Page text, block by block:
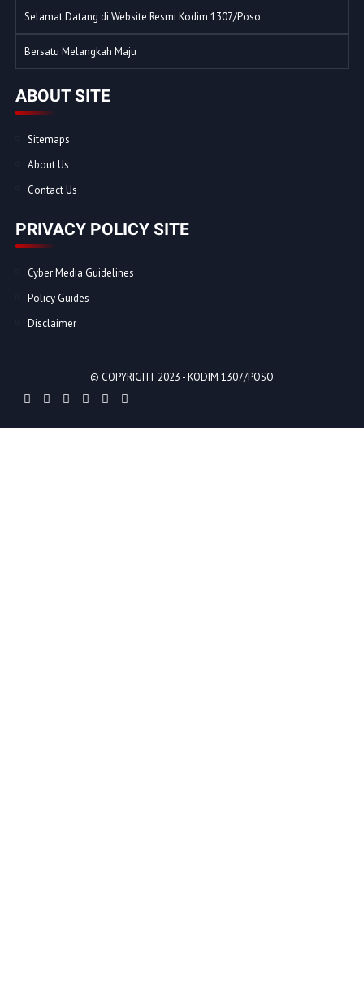
Selamat Datang di Website Resmi Kodim 1307/Poso
Bersatu Melangkah Maju
ABOUT SITE
Sitemaps
About Us
Contact Us
PRIVACY POLICY SITE
Cyber Media Guidelines
Policy Guides
Disclaimer
© COPYRIGHT 2023 -KODIM 1307/POSO